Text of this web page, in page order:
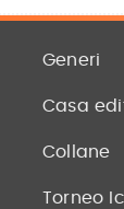
Generi
Casa
Collane
Torneo